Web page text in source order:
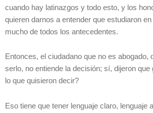
cuando hay latinazgos y todo esto, y los
quieren darnos a entender que estudiaron
mucho de todos los antecedentes.
Entonces, el ciudadano que no es abogado,
serlo, no entiende la decisión; sí, dijeron que
lo que quisieron decir?
Eso tiene que tener lenguaje claro, lenguaje